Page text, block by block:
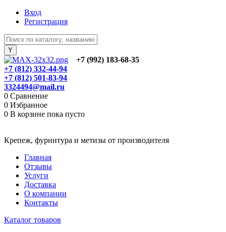
Вход
Регистрация
+7 (992) 183-68-35
+7 (812) 332-44-94
+7 (812) 501-83-94
3324494@mail.ru
0 Сравнение
0 Избранное
0 В корзине пока пусто
Крепеж, фурнитура и метизы от производителя
Главная
Отзывы
Услуги
Доставка
О компании
Контакты
Каталог товаров